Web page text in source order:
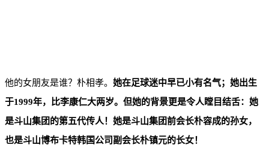
他的女朋友是谁？朴相孝。 她在足球迷中早已小有名气；她出生
于1999年，比李康仁大两岁。但她的背景更是令人瞠目结舌：她
是斗山集团的第五代传人！她是斗山集团前会长朴容成的孙女，
也是斗山博布卡特韩国公司副会长朴镇元的长女！